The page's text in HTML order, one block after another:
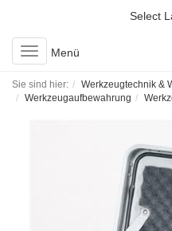
Select
Toggle
navigation
Menü
Sie sind hier: Werkzeugtechnik &
Werkzeugaufbewahrung